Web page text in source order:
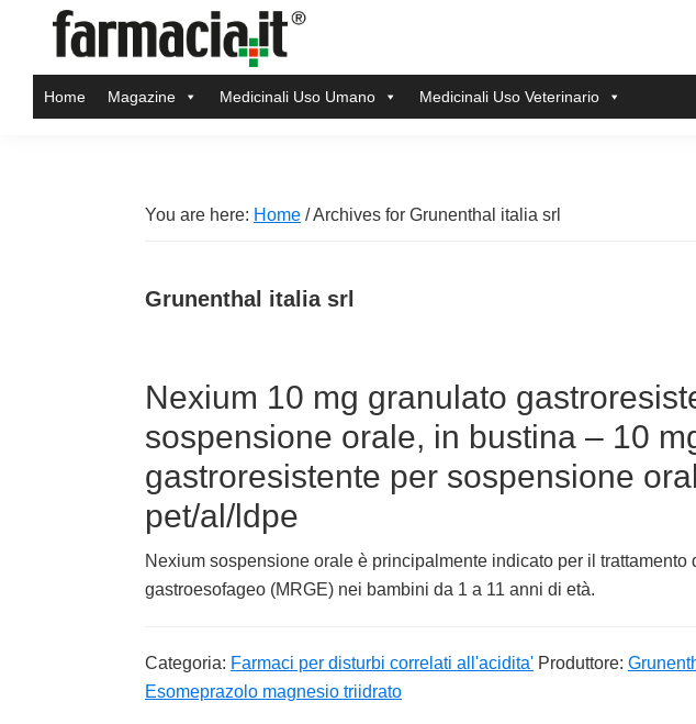
primary
main
primary
footerFarmacia.it
magazine
Home Magazine Medicinali Uso Umano Medicinali Uso Veterinario
You are here: Home /Archives for Grunenthal italia srl
Grunenthal italia srl
Nexium 10 mg granulato
sospensione orale, in bustina – 10
gastroresistente per sospensione
pet/al/ldpe
Nexium sospensione orale è principalmente indicato per il trattamento
gastroesofageo (MRGE) nei bambini da 1 a 11 anni di età.
Categoria: Farmaci per disturbi correlati all'acidita' Produttore:
Esomeprazolo magnesio triidrato